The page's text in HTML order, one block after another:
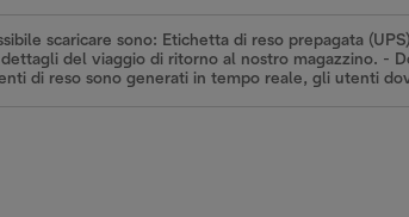
scaricare sono: Etichetta di reso prepagata
del viaggio di ritorno al nostro magazzino. -
di reso sono generati in tempo reale, gli utenti